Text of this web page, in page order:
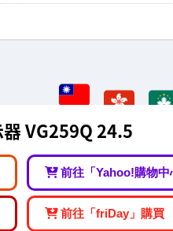
VG259Q 24.5
前往「Yahoo!購物中
前往「friDay」購買